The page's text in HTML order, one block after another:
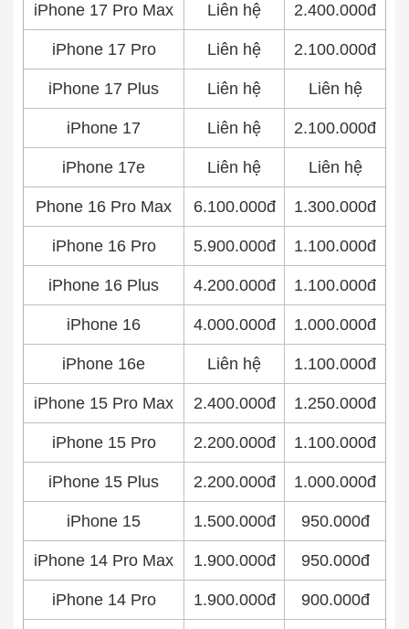
iPhone 17 Pro Max Liên hệ 2.400.000đ
iPhone 17 Pro Liên hệ 2.100.000đ
iPhone 17 Plus Liên hệ Liên hệ
iPhone 17 Liên hệ 2.100.000đ
iPhone 17e Liên hệ Liên hệ
Phone 16 Pro Max 6.100.000đ 1.300.000đ
iPhone 16 Pro 5.900.000đ 1.100.000đ
iPhone 16 Plus 4.200.000đ 1.100.000đ
iPhone 16 4.000.000đ 1.000.000đ
iPhone 16e Liên hệ 1.100.000đ
iPhone 15 Pro Max 2.400.000đ 1.250.000đ
iPhone 15 Pro 2.200.000đ 1.100.000đ
iPhone 15 Plus 2.200.000đ 1.000.000đ
iPhone 15 1.500.000đ 950.000đ
iPhone 14 Pro Max 1.900.000đ 950.000đ
iPhone 14 Pro 1.900.000đ 900.000đ